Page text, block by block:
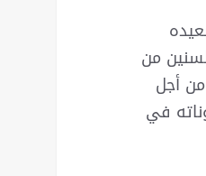
من
أجل
في